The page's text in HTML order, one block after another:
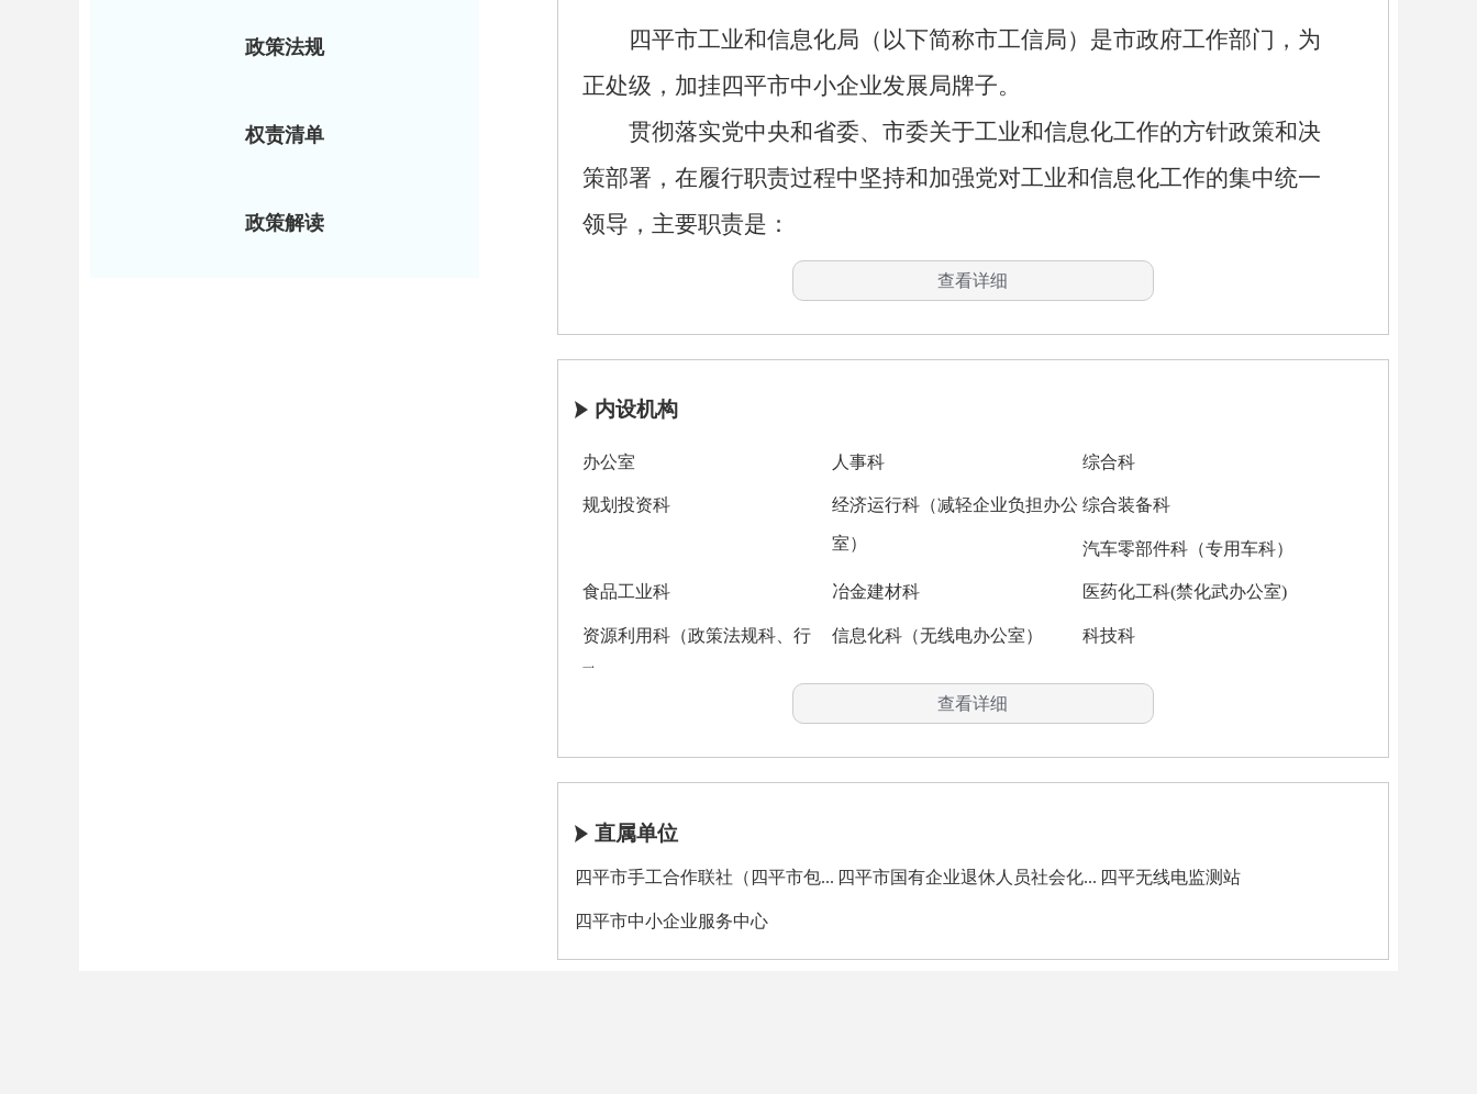
政策法规
权责清单
政策解读
四平市工业和信息化局（以下简称市工信局）是市政府工作部门，为
正处级，加挂四平市中小企业发展局牌子。
贯彻落实党中央和省委、市委关于工业和信息化工作的方针政策和决
策部署，在履行职责过程中坚持和加强党对工业和信息化工作的集中统一
领导，主要职责是：
(一)贯彻执行国家、省有关经济运行调节和信息化工作的方针政策和法
发展战略、中长期规划和年度计划；组织拟定并组织实施工业行业发展规
划和行业规范，指导、监督、检查执行情况。
(二)负责推进工业产业结构战略性调整，拟定相关的产业政策和发展规
划，提出优化产业布局的政策建议，指导产业转型升级，制定并组织实施
产业结构调整实施方案，负责推进军民融合发展和国防动员相关工作，组
织军工企业的固定资产投资项目初审、申报工作，负责全市民用爆炸物品
安全生产监督管理。
(三)监测分析全市工业运行态势，进行预测预警、信息引导，调度经济
日常运行；拟定并组织实施近期经济运行调控目标、政策和措施，监测调
控政策执行效果，协调解决经济运行中的重大问题并提出建议，负责工业
应急管理工作。
(四)负责提出工业和信息化固定资产投资和技术改造规模和方向(含利
用外资和境外投资)，负责中央、省和市财政有关专项资金项目的申报、组
织实施和监督工作，按国家和省、市政府规定权限审核、核准、备案工业
查看详细
内设机构
办公室 人事科 综合科
规划投资科 经济运行科（减轻企业负担办公
室）
综合装备科
汽车零部件科（专用车科）
食品工业科 冶金建材科 医药化工科(禁化武办公室)
资源利用科（政策法规科、行
政...
信息化科（无线电办公室） 科技科
中小企业科 安全科（交通运输科）
基层工作科（信访办公室） 机关党委
查看详细
直属单位
四平市手工合作联社（四平市包... 四平市国有企业退休人员社会化... 四平无线电监测站
四平市中小企业服务中心